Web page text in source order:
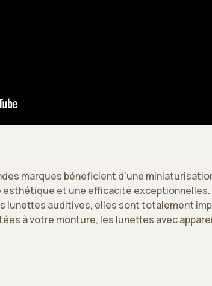
marques bénéficient d’une
et une efficacité exceptionnelles.
lunettes auditives, elles sont totalement
à votre monture, les lunettes avec